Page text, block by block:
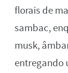
florais de
sambac,
musk,
entregando